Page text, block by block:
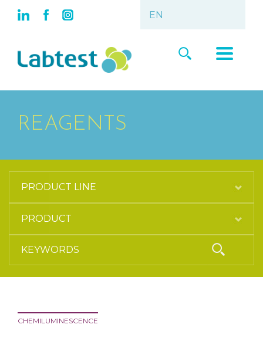
REAGENTS
CHEMILUMINESCENCE